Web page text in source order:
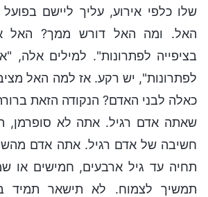
שלו כלפי אירוע, עליך ליישם
האל. ומה האל דורש ממך? האל
בציפייה לפתרונות". למילים אלה,
לפתרונות", יש רקע. אז למה האל
כאלה לבני האדם? הנקודה הזאת
שאתה אדם רגיל. אתה לא סופרמן,
חשיבה של אדם רגיל. אתה אדם
תחיה עד גיל ארבעים, חמישים או
תמשיך לצמוח. לא תישאר תמיד